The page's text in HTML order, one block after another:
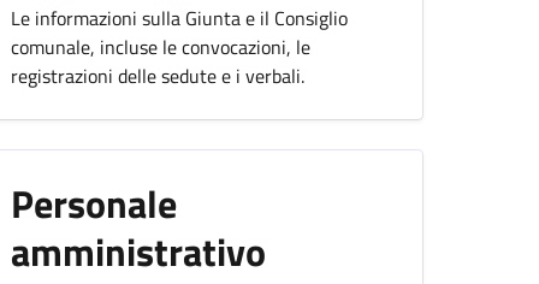
Le informazioni sulla Giunta e il Consiglio
comunale, incluse le convocazioni, le
registrazioni delle sedute e i verbali.
Personale
amministrativo